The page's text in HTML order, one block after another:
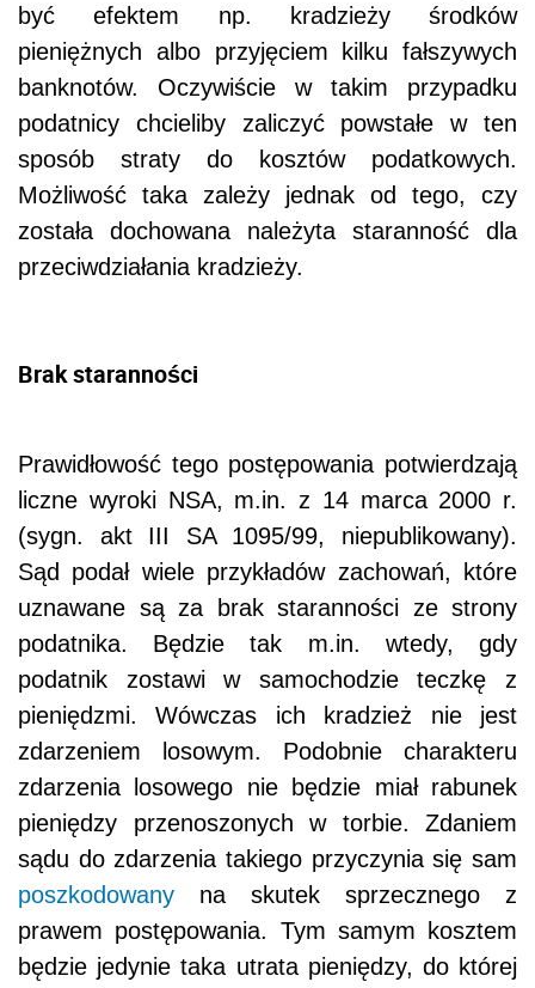
być efektem np. kradzieży środków
pieniężnych albo przyjęciem kilku fałszywych
banknotów. Oczywiście w takim przypadku
podatnicy chcieliby zaliczyć powstałe w ten
sposób straty do kosztów podatkowych.
Możliwość taka zależy jednak od tego, czy
została dochowana należyta staranność dla
przeciwdziałania kradzieży.
Brak staranności
Prawidłowość tego postępowania potwierdzają
liczne wyroki NSA, m.in. z 14 marca 2000 r.
(sygn. akt III SA 1095/99, niepublikowany).
Sąd podał wiele przykładów zachowań, które
uznawane są za brak staranności ze strony
podatnika. Będzie tak m.in. wtedy, gdy
podatnik zostawi w samochodzie teczkę z
pieniędzmi. Wówczas ich kradzież nie jest
zdarzeniem losowym. Podobnie charakteru
zdarzenia losowego nie będzie miał rabunek
pieniędzy przenoszonych w torbie. Zdaniem
sądu do zdarzenia takiego przyczynia się sam
poszkodowany na skutek sprzecznego z
prawem postępowania. Tym samym kosztem
będzie jedynie taka utrata pieniędzy, do której